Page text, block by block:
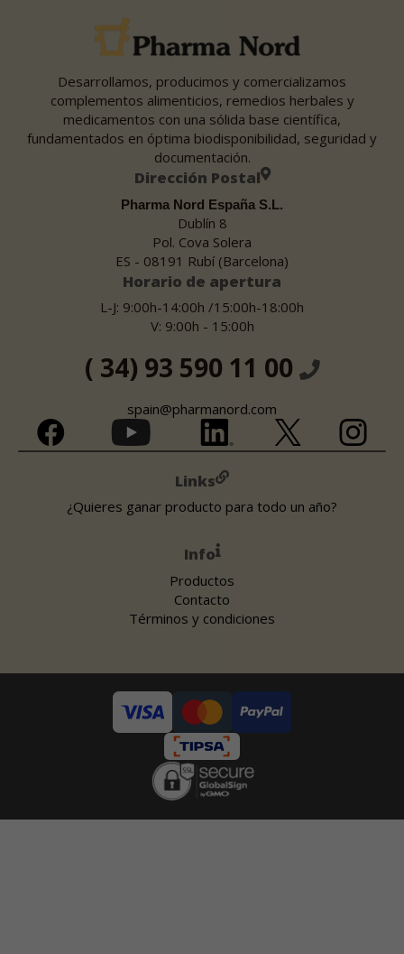
Desarrollamos, producimos y comercializamos
complementos alimenticios, remedios herbales y
medicamentos con una sólida base científica,
fundamentados en óptima biodisponibilidad, seguridad y
documentación.
Dirección Postal
Pharma Nord España S.L.
Dublín 8
Pol. Cova Solera
ES - 08191 Rubí (Barcelona)
Horario de apertura
L-J: 9:00h-14:00h /15:00h-18:00h
V: 9:00h - 15:00h
( 34) 93 590 11 00
spain@pharmanord.com
Links
¿Quieres ganar producto para todo un año?
Info
Productos
Contacto
Términos y condiciones